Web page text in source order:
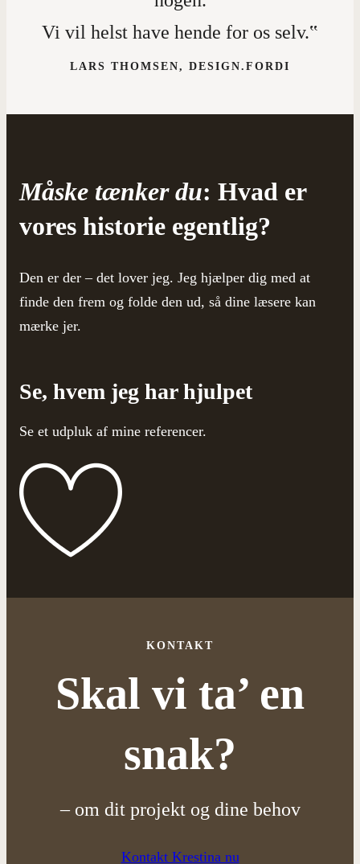
Vi vil helst have hende for os selv.‟
LARS THOMSEN, DESIGN.FORDI
Måske tænker du: Hvad er
vores historie egentlig?
Den er der – det lover jeg. Jeg hjælper dig med at
finde den frem og folde den ud, så dine læsere kan
mærke jer.
Se, hvem jeg har hjulpet
Se et udpluk af mine referencer.
KONTAKT
Skal vi ta’ en
snak?
– om dit projekt og dine behov
Kontakt Krestina nu